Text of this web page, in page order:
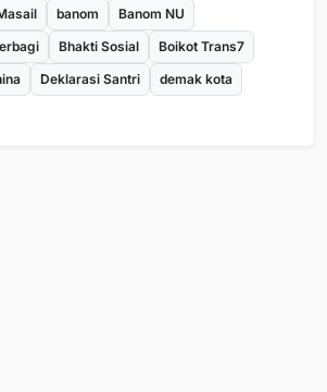
banom
Banom NU
Bhakti Sosial
Boikot Trans7
Deklarasi Santri
demak kota